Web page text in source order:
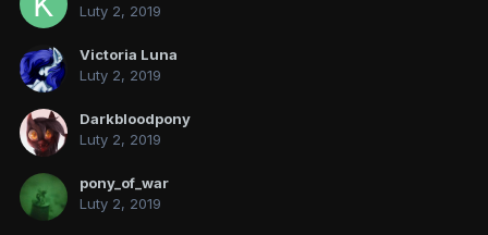
Luty 2, 2019
Victoria Luna
Luty 2, 2019
Darkbloodpony
Luty 2, 2019
pony_of_war
Luty 2, 2019